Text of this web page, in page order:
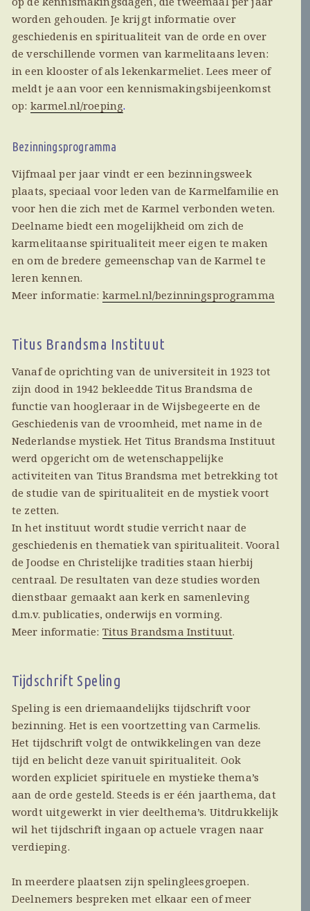
worden gehouden. Je krijgt informatie over
geschiedenis en spiritualiteit van de orde en over
de verschillende vormen van karmelitaans leven:
in een klooster of als lekenkarmeliet. Lees meer of
meldt je aan voor een kennismakingsbijeenkomst
op: karmel.nl/roeping.
Bezinningsprogramma
Vijfmaal per jaar vindt er een bezinningsweek
plaats, speciaal voor leden van de Karmelfamilie en
voor hen die zich met de Karmel verbonden weten.
Deelname biedt een mogelijkheid om zich de
karmelitaanse spiritualiteit meer eigen te maken
en om de bredere gemeenschap van de Karmel te
leren kennen.
Meer informatie: karmel.nl/bezinningsprogramma
Titus Brandsma Instituut
Vanaf de oprichting van de universiteit in 1923 tot
zijn dood in 1942 bekleedde Titus Brandsma de
functie van hoogleraar in de Wijsbegeerte en de
Geschiedenis van de vroomheid, met name in de
Nederlandse mystiek. Het Titus Brandsma Instituut
werd opgericht om de wetenschappelijke
activiteiten van Titus Brandsma met betrekking tot
de studie van de spiritualiteit en de mystiek voort
te zetten.
In het instituut wordt studie verricht naar de
geschiedenis en thematiek van spiritualiteit. Vooral
de Joodse en Christelijke tradities staan hierbij
centraal. De resultaten van deze studies worden
dienstbaar gemaakt aan kerk en samenleving
d.m.v. publicaties, onderwijs en vorming.
Meer informatie: Titus Brandsma Instituut.
Tijdschrift Speling
Speling is een driemaandelijks tijdschrift voor
bezinning. Het is een voortzetting van Carmelis.
Het tijdschrift volgt de ontwikkelingen van deze
tijd en belicht deze vanuit spiritualiteit. Ook
worden expliciet spirituele en mystieke thema’s
aan de orde gesteld. Steeds is er één jaarthema, dat
wordt uitgewerkt in vier deelthema’s. Uitdrukkelijk
wil het tijdschrift ingaan op actuele vragen naar
verdieping.
In meerdere plaatsen zijn spelingleesgroepen.
Deelnemers bespreken met elkaar een of meer